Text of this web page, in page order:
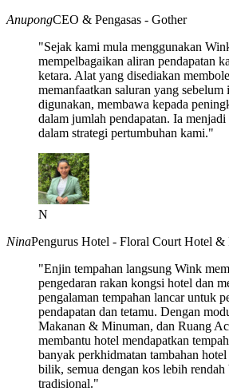
AnupongCEO & Pengasas - Gother
"Sejak kami mula menggunakan
mempelbagaikan aliran pendapatan
ketara. Alat yang disediakan
memanfaatkan saluran yang
digunakan, membawa kepada
dalam jumlah pendapatan. Ia
dalam strategi pertumbuhan kami."
N
NinaPengurus Hotel - Floral Court Hotel &
"Enjin tempahan langsung Wink
pengedaran rakan kongsi hotel dan
pengalaman tempahan lancar untuk
pendapatan dan tetamu. Dengan
Makanan & Minuman, dan Ruang
membantu hotel mendapatkan
banyak perkhidmatan tambahan hotel
bilik, semua dengan kos lebih
tradisional."